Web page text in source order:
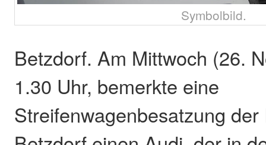
Symbolbild.
Betzdorf. Am Mittwoch (26.
1.30 Uhr, bemerkte eine
Streifenwagenbesatzung